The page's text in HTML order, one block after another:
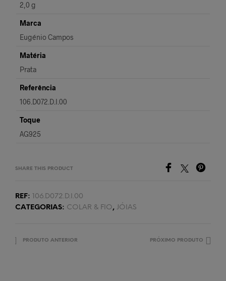
2,0 g
Marca
Eugénio Campos
Matéria
Prata
Referência
106.D072.D.I.00
Toque
AG925
SHARE THIS PRODUCT
REF: 106.D072.D.I.00
CATEGORIAS: COLAR & FIO, JÓIAS
PRODUTO ANTERIOR PRÓXIMO PRODUTO